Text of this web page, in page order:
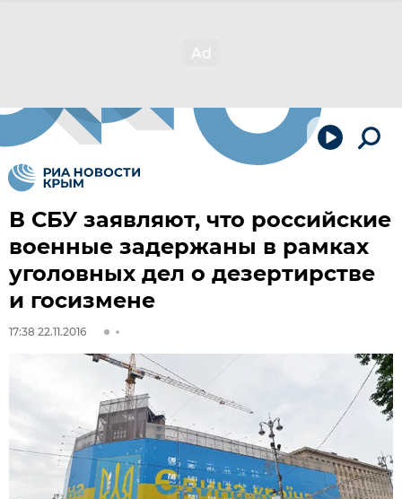
В СБУ заявляют, что российские
военные задержаны в рамках
уголовных дел о дезертирстве
и госизмене
17:38 22.11.2016